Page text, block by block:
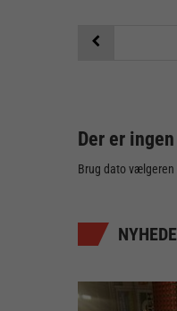
Der er
Brug dato vælgeren